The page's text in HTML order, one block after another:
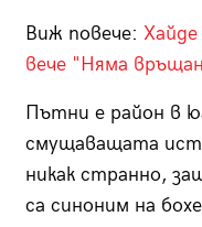
Виж повече:
вече "Няма
Пътни е район в
смущаващата
никак странно,
са синоним на